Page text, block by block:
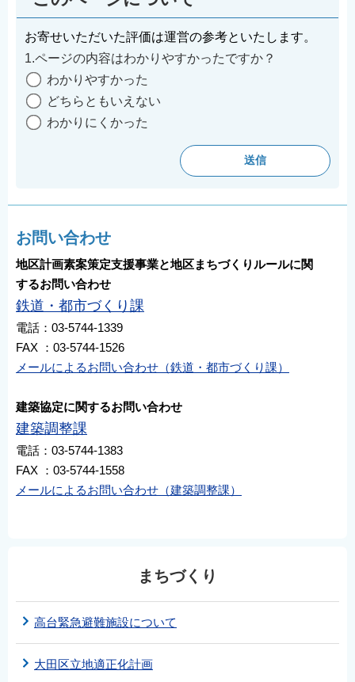
お寄せいただいた評価は運営の参考といたします。
1.ページの内容はわかりやすかったですか？
わかりやすかった
どちらともいえない
わかりにくかった
お問い合わせ
地区計画素案策定支援事業と地区まちづくりルールに関
するお問い合わせ
鉄道・都市づくり課
電話：03-5744-1339
FAX ：03-5744-1526
メールによるお問い合わせ（鉄道・都市づくり課）
建築協定に関するお問い合わせ
建築調整課
電話：03-5744-1383
FAX ：03-5744-1558
メールによるお問い合わせ（建築調整課）
まちづくり
高台緊急避難施設について
大田区立地適正化計画